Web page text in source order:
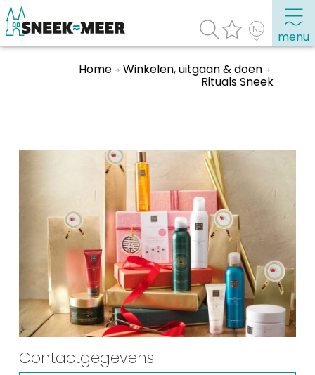
menu
Toeristische informatie
Bezienswaardigheden
Winkelen, uitgaan en doen
Eten, drinken & uitgaan
Watersport
Overnachten
Winkelen
En meer
Home Winkelen, uitgaan & doen
Rituals Sneek
Contactgegevens